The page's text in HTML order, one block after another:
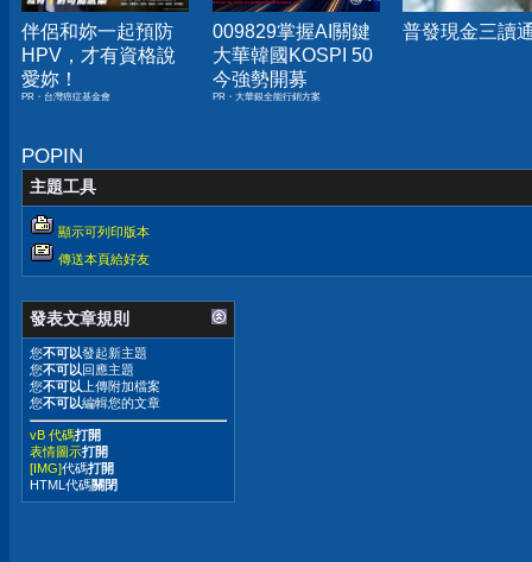
伴侶和妳一起預防
HPV，才有資格說
愛妳！
PR・台灣癌症基金會
009829掌握AI關鍵
大華韓國KOSPI 50
今強勢開募
PR・大華銀全能行銷方案
普發現金三讀
POPIN
主題工具
顯示可列印版本
傳送本頁給好友
發表文章規則
您不可以發起新主題
您不可以 回應主題
您不可以 上傳附加檔案
您不可以編輯您的文章
vB 代碼打開
表情圖示打開
[IMG]代碼打開
HTML代碼關閉